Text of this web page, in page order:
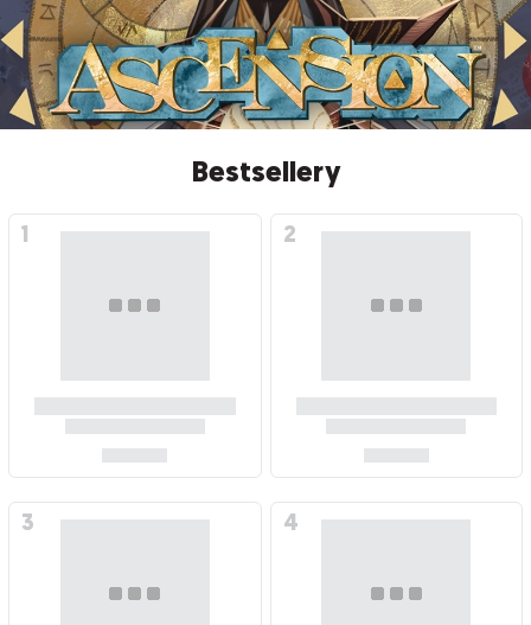
Bestsellery